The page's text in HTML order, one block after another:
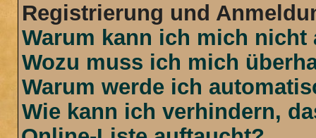
Registrierung und
Warum kann ich mich nicht
Wozu muss ich mich
Warum werde ich
Wie kann ich verhindern,